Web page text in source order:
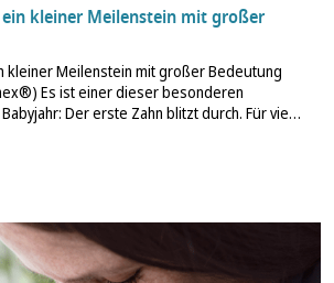
ein kleiner Meilenstein mit großer
kleiner Meilenstein mit großer Bedeutung
Es ist einer dieser besonderen
Der erste Zahn blitzt durch. Für viele